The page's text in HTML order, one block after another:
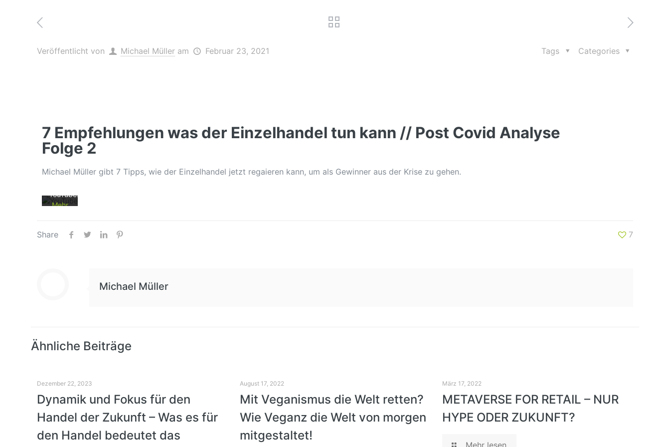
Veröffentlicht von Michael Müller am Februar 23, 2021 Categories
Tags
7 Empfehlungen was der Einzelhandel tun kann // Post Covid Analyse
Folge 2
Michael Müller gibt 7 Tipps, wie der Einzelhandel jetzt regaieren kann, um als Gewinner aus der Krise zu gehen.
des
Videos
akzeptieren
Datenschutzerklärung
YouTube.
Mehr
Video
Share 7
Michael Müller
Ähnliche Beiträge
Dezember 22, 2023
Dynamik und Fokus für den
Handel der Zukunft – Was es für
den Handel bedeutet das
August 17, 2022
Mit Veganismus die Welt retten?
Wie Veganz die Welt von morgen
mitgestaltet!
März 17, 2022
METAVERSE FOR RETAIL – NUR
HYPE ODER ZUKUNFT?
Mehr lesen